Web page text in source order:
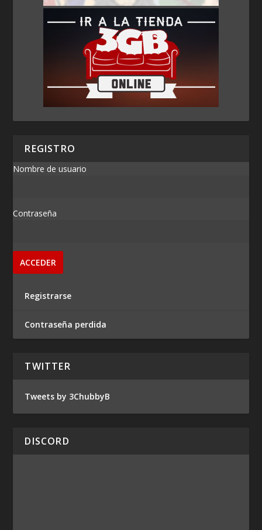
REGISTRO
Nombre de usuario
Contraseña
Registrarse
Contraseña perdida
TWITTER
Tweets by 3ChubbyB
DISCORD